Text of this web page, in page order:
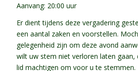
Aanvang: 20:00 uur
Er dient tijdens deze vergadering
een aantal zaken en voorstellen.
gelegenheid zijn om deze avond
wilt uw stem niet verloren laten gaan,
lid machtigen om voor u te stemmen.